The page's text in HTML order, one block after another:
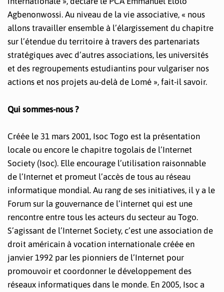
Agbenonwossi. Au niveau de la vie associative, « nous
allons travailler ensemble à l’élargissement du chapitre
sur l’étendue du territoire à travers des partenariats
stratégiques avec d’autres associations, les universités
et des regroupements estudiantins pour vulgariser nos
actions et nos projets au-delà de Lomé », fait-il savoir.
Qui sommes-nous ?
Créée le 31 mars 2001, Isoc Togo est la présentation
locale ou encore le chapitre togolais de l’Internet
Society (Isoc). Elle encourage l’utilisation raisonnable
de l’Internet et promeut l’accès de tous au réseau
informatique mondial. Au rang de ses initiatives, il y a le
Forum sur la gouvernance de l’internet qui est une
rencontre entre tous les acteurs du secteur au Togo.
S’agissant de l’Internet Society, c’est une association de
droit américain à vocation internationale créée en
janvier 1992 par les pionniers de l’Internet pour
promouvoir et coordonner le développement des
réseaux informatiques dans le monde. En 2005, Isoc a